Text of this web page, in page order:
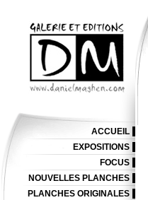
ACCUEIL
EXPOSITIONS
FOCUS
NOUVELLES PLANCHES
PLANCHES ORIGINALES